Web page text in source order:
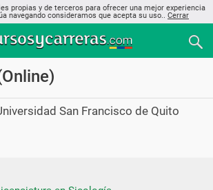
propias y de terceros para ofrecer una mejor experiencia
navegando consideramos que acepta su uso.. Cerrar
San Francisco de Quito